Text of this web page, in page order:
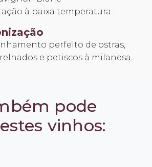
à baixa temperatura.
perfeito de ostras,
e petiscos à milanesa.
pode
vinhos: